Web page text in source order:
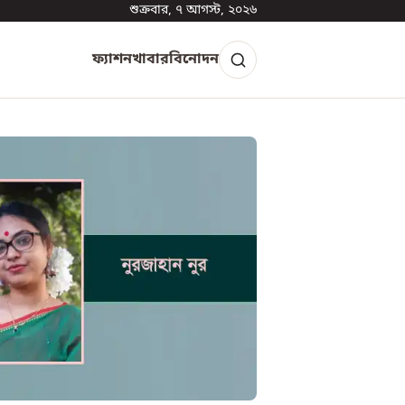
শুক্রবার, ৭ আগস্ট, ২০২৬
ফ্যাশনখাবারবিনোদন